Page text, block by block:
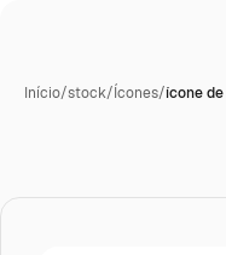
Início/stock/Ícones/ícone